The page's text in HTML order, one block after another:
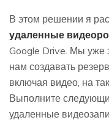
В этом решении я
удаленные
Google Drive. Мы уже
нам создавать
включая видео, на
Выполните
удаленные